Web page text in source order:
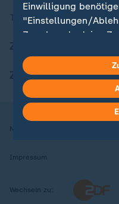
Themen im Überblick
ZDFheute Apps
Nutzungsbedingungen
Impressum
Wechseln zu:
Einwilligung
"Einstellungen/
Zwecken du deine
kannst du jederzeit
in deinen
Hier findest du das
Weitere